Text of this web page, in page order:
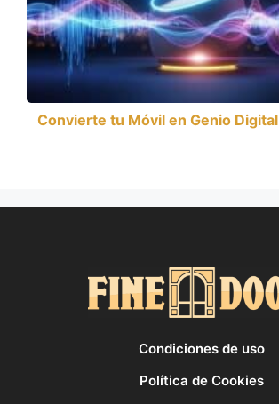
Convierte tu Móvil en Genio Digital
Condiciones de uso
Política de Cookies